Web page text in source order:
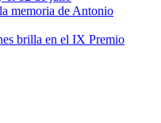
memoria de Antonio
brilla en el IX Premio